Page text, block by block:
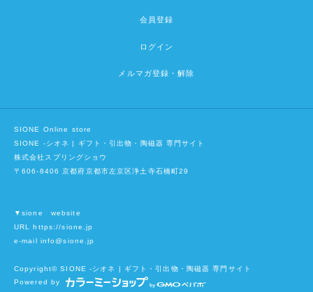
会員登録
ログイン
メルマガ登録・解除
SIONE Online store
SIONE -シオネ | ギフト・引出物・陶磁器 専門サイト
株式会社スプリングショウ
〒606-8406 京都府京都市左京区浄土寺石橋町29
▼sione website
URL https://sione.jp
e-mail info@sione.jp
Copyright©SIONE -シオネ | ギフト・引出物・陶磁器 専門サイト
Powered by